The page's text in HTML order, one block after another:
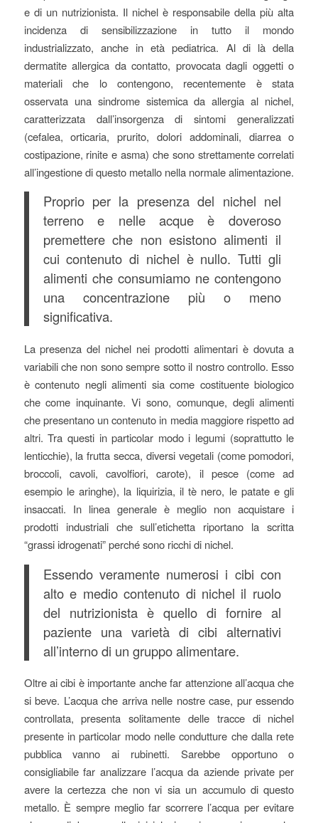
e di un nutrizionista. Il nichel è responsabile della più alta
incidenza di sensibilizzazione in tutto il mondo
industrializzato, anche in età pediatrica. Al di là della
dermatite allergica da contatto, provocata dagli oggetti o
materiali che lo contengono, recentemente è stata
osservata una sindrome sistemica da allergia al nichel,
caratterizzata dall’insorgenza di sintomi generalizzati
(cefalea, orticaria, prurito, dolori addominali, diarrea o
costipazione, rinite e asma) che sono strettamente correlati
all’ingestione di questo metallo nella normale alimentazione.
Proprio per la presenza del nichel nel
terreno e nelle acque è doveroso
premettere che non esistono alimenti il
cui contenuto di nichel è nullo. Tutti gli
alimenti che consumiamo ne contengono
una concentrazione più o meno
significativa.
La presenza del nichel nei prodotti alimentari è dovuta a
variabili che non sono sempre sotto il nostro controllo. Esso
è contenuto negli alimenti sia come costituente biologico
che come inquinante. Vi sono, comunque, degli alimenti
che presentano un contenuto in media maggiore rispetto ad
altri. Tra questi in particolar modo i legumi (soprattutto le
lenticchie), la frutta secca, diversi vegetali (come pomodori,
broccoli, cavoli, cavolfiori, carote), il pesce (come ad
esempio le aringhe), la liquirizia, il tè nero, le patate e gli
insaccati. In linea generale è meglio non acquistare i
prodotti industriali che sull’etichetta riportano la scritta
“grassi idrogenati” perché sono ricchi di nichel.
Essendo veramente numerosi i cibi con
alto e medio contenuto di nichel il ruolo
del nutrizionista è quello di fornire al
paziente una varietà di cibi alternativi
all’interno di un gruppo alimentare.
Oltre ai cibi è importante anche far attenzione all’acqua che
si beve. L’acqua che arriva nelle nostre case, pur essendo
controllata, presenta solitamente delle tracce di nichel
presente in particolar modo nelle condutture che dalla rete
pubblica vanno ai rubinetti. Sarebbe opportuno o
consigliabile far analizzare l’acqua da aziende private per
avere la certezza che non vi sia un accumulo di questo
metallo. È sempre meglio far scorrere l’acqua per evitare